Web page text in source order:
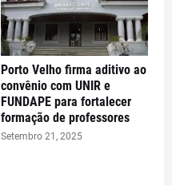
Porto Velho firma aditivo ao
convênio com UNIR e
FUNDAPE para fortalecer
formação de professores
Setembro 21, 2025